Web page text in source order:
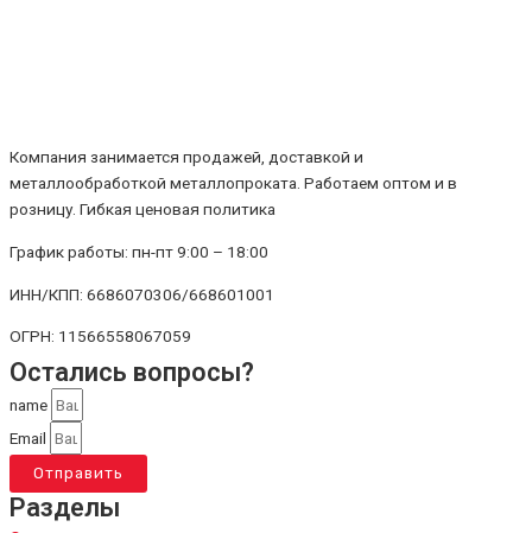
Компания занимается продажей, доставкой и
металлообработкой металлопроката. Работаем оптом и в
розницу. Гибкая ценовая политика
График работы: пн-пт 9:00 – 18:00
ИНН/КПП: 6686070306/668601001
ОГРН: 11566558067059
Остались вопросы?
name
Email
Отправить
Разделы